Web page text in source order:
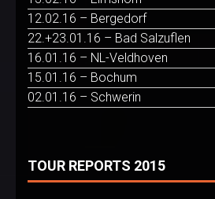
12.02.16 – Bergedorf
22.+23.01.16 – Bad Salzuflen
16.01.16 – NL-Veldhoven
15.01.16 – Bochum
02.01.16 – Schwerin
TOUR REPORTS 2015